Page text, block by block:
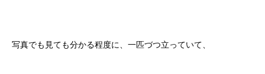
写真でも見ても分かる程度に、一匹づつ立っていて、